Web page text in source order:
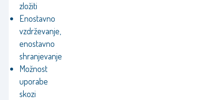
zložiti
Enostavno
vzdrževanje,
enostavno
shranjevanje
Možnost
uporabe
skozi